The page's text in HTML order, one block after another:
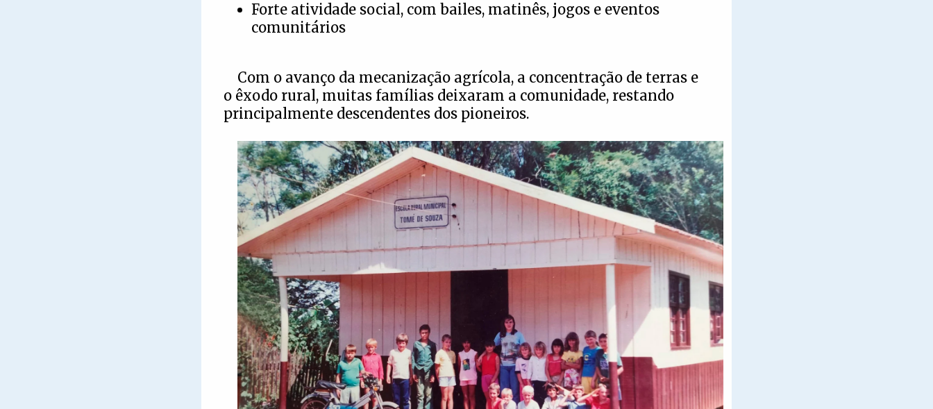
Forte atividade social, com bailes, matinês, jogos e eventos
comunitários
Com o avanço da mecanização agrícola, a concentração de terras e
o êxodo rural, muitas famílias deixaram a comunidade, restando
principalmente descendentes dos pioneiros.